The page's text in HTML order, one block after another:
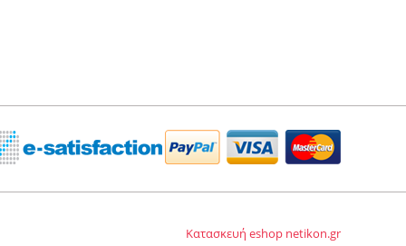
Κατασκευή eshop netikon.gr